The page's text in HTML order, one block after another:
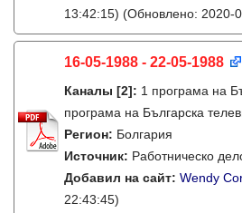
13:42:15) (Обновлено: 2020-
16-05-1988 - 22-05-1988
Каналы [2]: 1 програма на
програма на Българска
Регион: Болгария
Источник: Работническо
Добавил на сайт: Wendy
22:43:45)